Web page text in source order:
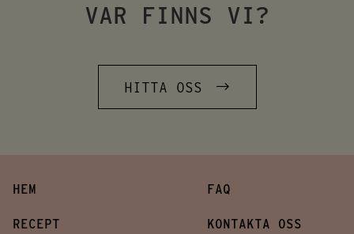
VAR FINNS VI?
HITTA OSS
HEM
RECEPT
FAQ
KONTAKTA OSS